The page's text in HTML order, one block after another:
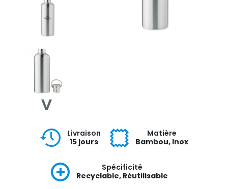
Livraison
15 jours
Matière
Bambou, Inox
Spécificité
Recyclable, Réutilisable